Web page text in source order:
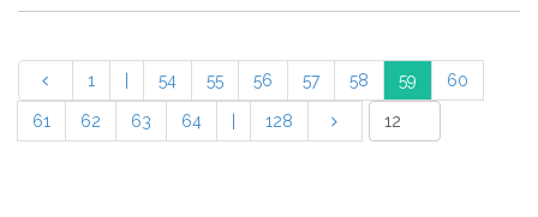
1 54 55 56 57 58 59 60
61 62 63 64 128